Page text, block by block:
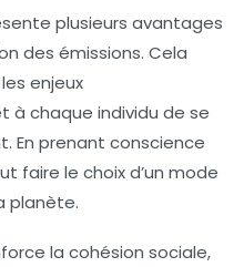
plusieurs avantages
des émissions. Cela
enjeux
à chaque individu de se
En prenant conscience
faire le choix d’un mode
planète.
la cohésion sociale,